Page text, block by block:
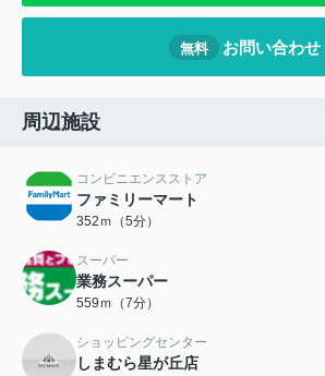
無料 お問い合わせ
周辺施設
コンビニエンスストア
ファミリーマート
352ｍ（5分）
スーパー
業務スーパー
559ｍ（7分）
ショッピングセンター
しまむら星が丘店